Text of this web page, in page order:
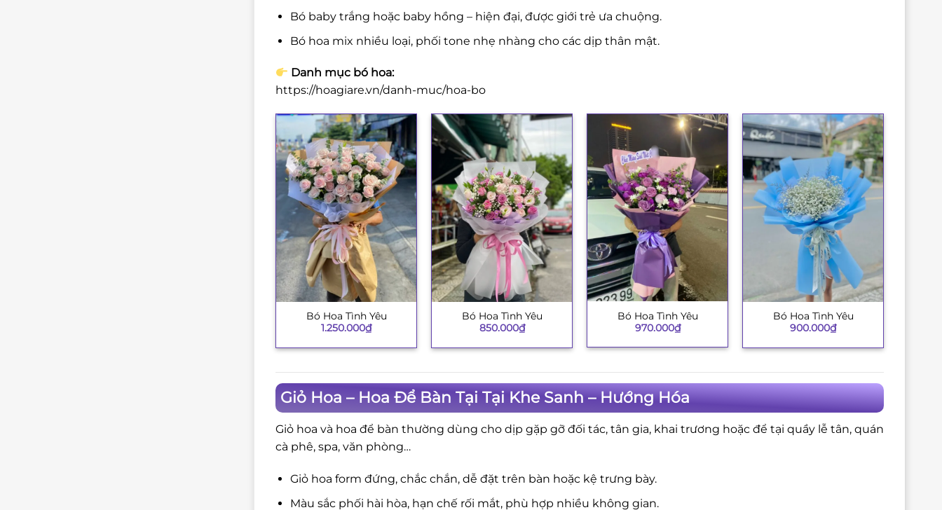
Bó baby trắng hoặc baby hồng – hiện đại, được giới trẻ ưa chuộng.
Bó hoa mix nhiều loại, phối tone nhẹ nhàng cho các dịp thân mật.
Danh mục bó hoa:
https://hoagiare.vn/danh-muc/hoa-bo
Bó Hoa Tình Yêu
1.250.000₫
Bó Hoa Tình Yêu
850.000₫
Bó Hoa Tình Yêu
970.000₫
Bó Hoa Tình Yêu
900.000₫
Giỏ Hoa – Hoa Để Bàn Tại Tại Khe Sanh – Hướng Hóa
Giỏ hoa và hoa để bàn thường dùng cho dịp gặp gỡ đối tác, tân gia, khai trương hoặc để tại quầy lễ tân, quán
cà phê, spa, văn phòng…
Giỏ hoa form đứng, chắc chắn, dễ đặt trên bàn hoặc kệ trưng bày.
Màu sắc phối hài hòa, hạn chế rối mắt, phù hợp nhiều không gian.